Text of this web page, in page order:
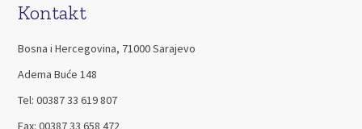
Kontakt
Bosna i Hercegovina, 71000 Sarajevo
Adema Buće 148
Tel: 00387 33 619 807
Fax: 00387 33 658 472